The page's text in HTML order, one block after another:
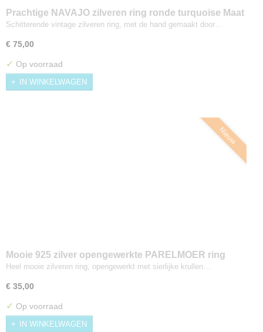
Prachtige NAVAJO zilveren ring ronde turquoise Maat
17,5/18
Schitterende vintage zilveren ring, met de hand gemaakt door…
€ 75,00
✓ Op voorraad
IN WINKELWAGEN
Nieuw
Mooie 925 zilver opengewerkte PARELMOER ring
Maat 18
Heel mooie zilveren ring, opengewerkt met sierlijke krullen…
€ 35,00
✓ Op voorraad
IN WINKELWAGEN